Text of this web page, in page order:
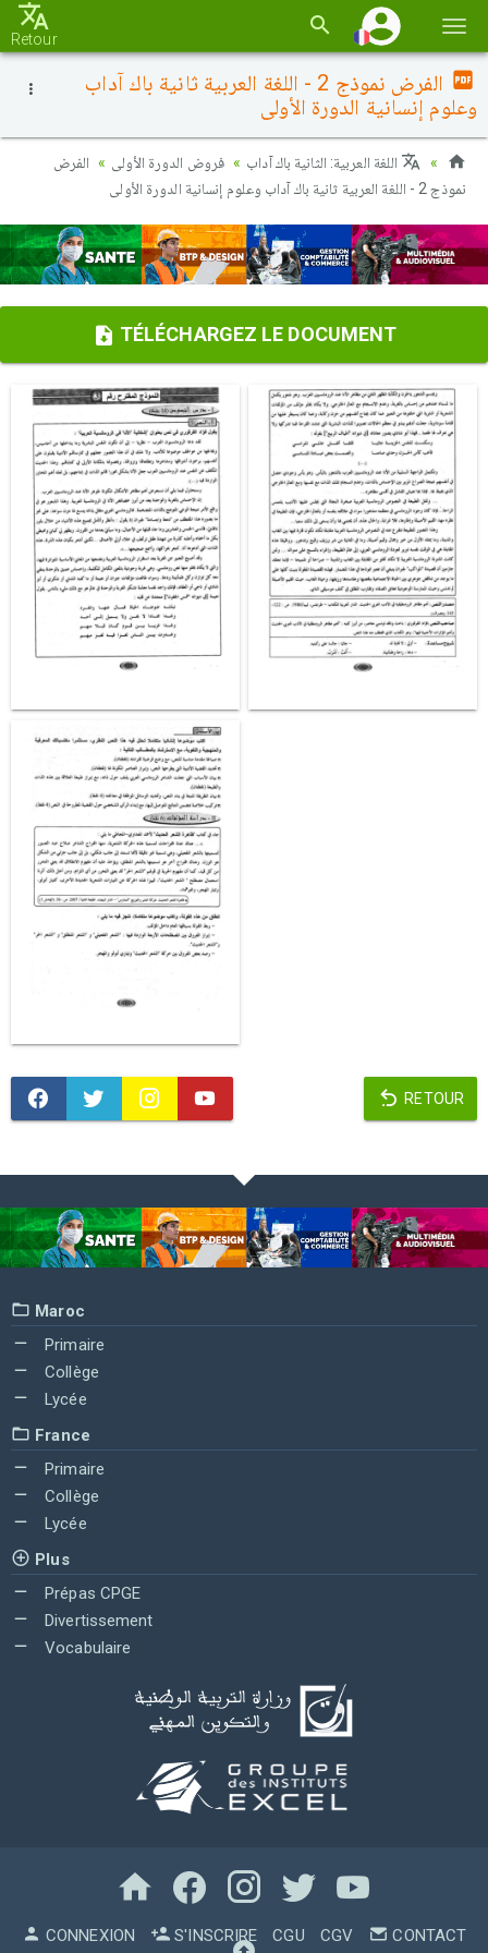
la
Retour
الفرض نموذج 2 - اللغة العربية ثانية باك آداب
وعلوم إنسانية الدورة الأولى
اللغة العربية: الثانية باك آداب فروض الدورة الأولى
الفرض
نموذج 2 - اللغة العربية ثانية باك آداب وعلوم إنسانية الدورة الأولى
TÉLÉCHARGEZ LE DOCUMENT
RETOUR
Maroc
Primaire
Collège
Lycée
France
Primaire
Collège
Lycée
Plus
Prépas CPGE
Divertissement
Vocabulaire
CONNEXION S'INSCRIRE CGU CGV CONTACT